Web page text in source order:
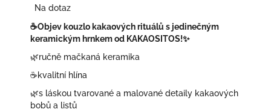
cena:
Na dotaz
☕Objev kouzlo kakaových rituálů s jedinečným
keramickým hrnkem od KAKAOSITOS!✨
🌿ručně mačkaná keramika
☕kvalitní hlína
🌿s láskou tvarované a malované detaily kakaových
bobů a listů